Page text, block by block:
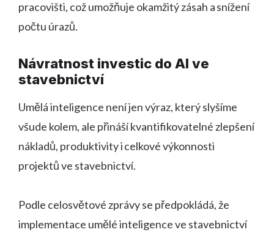
pracovišti, což umožňuje okamžitý zásah a snížení
počtu úrazů.
Návratnost investic do AI ve
stavebnictví
Umělá inteligence není jen výraz, který slyšíme
všude kolem, ale přináší kvantifikovatelné zlepšení
nákladů, produktivity i celkové výkonnosti
projektů ve stavebnictví.
Podle celosvětové zprávy se předpokládá, že
implementace umělé inteligence ve stavebnictví